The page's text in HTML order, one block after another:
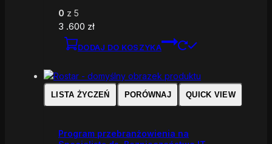
0 z 5
3 .600 zł
DODAJ DO KOSZYKA
LISTA ŻYCZEŃ PORÓWNAJ QUICK VIEW
Program przebranżowienia na